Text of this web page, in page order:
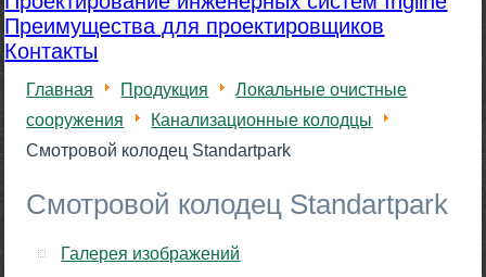
Преимущества для проектировщиков
Контакты
Главная Продукция
Локальные очистные
сооружения
Канализационные колодцы
Смотровой колодец Standartpark
Смотровой колодец Standartpark
Галерея изображений